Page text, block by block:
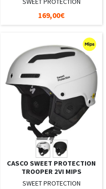
169,00€
CASCO SWEET PROTECTION
TROOPER 2VI MIPS
SWEET PROTECTION